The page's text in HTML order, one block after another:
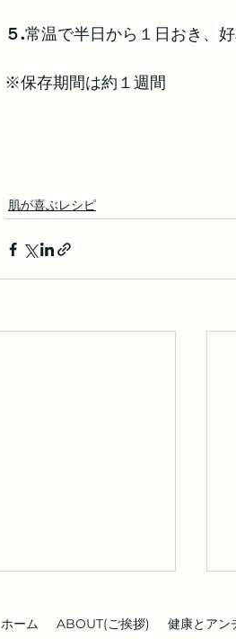
５.常温で半日から１日おき、
※保存期間は約１週間
肌が喜ぶレシピ
ホーム ABOUT(ご挨拶) 健康とアン